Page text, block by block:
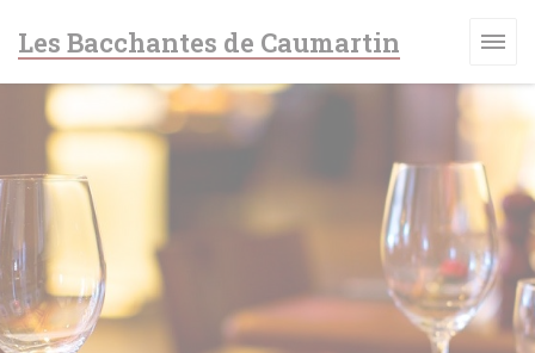
Les Bacchantes de Caumartin